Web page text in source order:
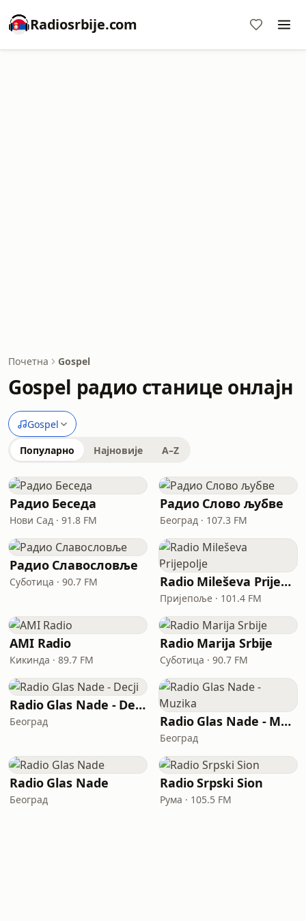
Radiosrbije.com
Почетна Gospel
Gospel радио станице онлајн
Gospel
Популарно Најновије A–Z
Радио Беседа
Нови Сад · 91.8 FM
Радио Слово љубве
Београд · 107.3 FM
Радио Славословље
Суботица · 90.7 FM Radio Mileševa Prijepolje
Пријепоље · 101.4 FM
AMI Radio
Кикинда · 89.7 FM
Radio Marija Srbije
Суботица · 90.7 FM
Radio Glas Nade - Decji
Београд Radio Glas Nade - Muzika
Београд
Radio Glas Nade
Београд
Radio Srpski Sion
Рума · 105.5 FM